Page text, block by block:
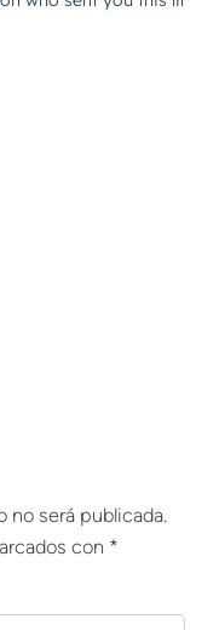
no será publicada.
con *